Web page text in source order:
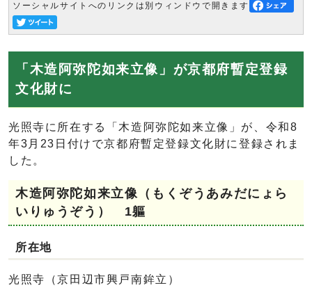
ソーシャルサイトへのリンクは別ウィンドウで開きます
「木造阿弥陀如来立像」が京都府暫定登録
文化財に
光照寺に所在する「木造阿弥陀如来立像」が、令和8
年3月23日付けで京都府暫定登録文化財に登録されま
した。
木造阿弥陀如来立像（もくぞうあみだにょら
いりゅうぞう） 1軀
所在地
光照寺（京田辺市興戸南鉾立）